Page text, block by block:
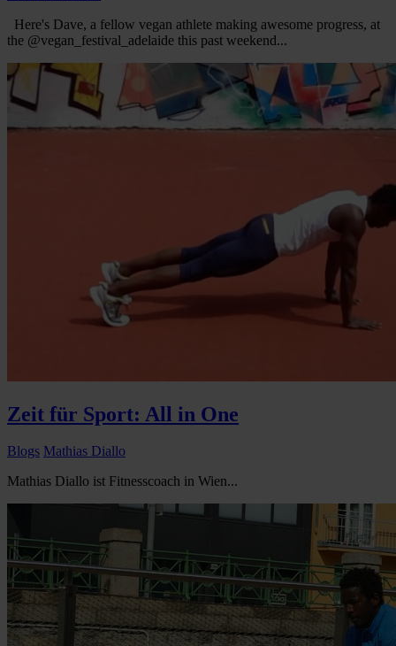
Here's Dave, a fellow vegan athlete making awesome progress, at
the @vegan_festival_adelaide this past weekend...
Zeit für Sport: All in One
Blogs Mathias Diallo
Mathias Diallo ist Fitnesscoach in Wien...